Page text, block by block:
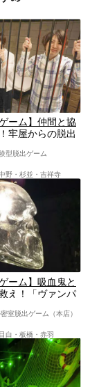
ーム】仲間と協
牢屋からの脱出
型脱出ゲーム
野・杉並・吉祥寺
ーム】吸血鬼と
え！「ヴァンパ
室脱出ゲーム（本店）
白・板橋・赤羽